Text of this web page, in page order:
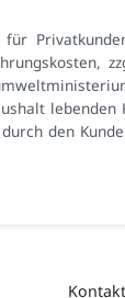
für
den
Kontakt